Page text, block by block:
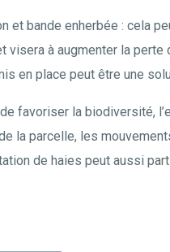
et bande enherbée : cela
visera à augmenter la
en place peut être une
favoriser la biodiversité,
la parcelle, les
de haies peut aussi